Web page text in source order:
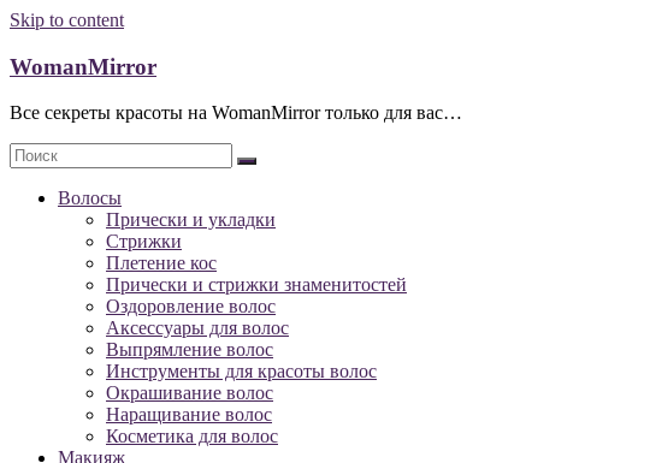
Skip to content
WomanMirror
Все секреты красоты на WomanMirror только для вас…
Волосы
Прически и укладки
Стрижки
Плетение кос
Прически и стрижки знаменитостей
Оздоровление волос
Аксессуары для волос
Выпрямление волос
Инструменты для красоты волос
Окрашивание волос
Наращивание волос
Косметика для волос
Макияж